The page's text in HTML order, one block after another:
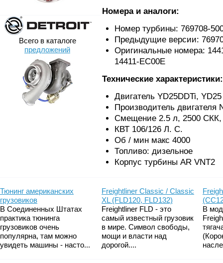
Всего в каталоге
предложений
Номера и аналоги:
Номер турбины: 769708-
Предыдущие версии:
Оригинальные номера:
14411-EC00E
Технические характеристики:
Двигатель YD25DDTi, YD25
Производитель двигателя
Смещение 2.5 л, 2500 СКК,
КВТ 106/126 Л. С.
Об / мин макс 4000
Топливо: дизельное
Корпус турбины AR VNT2
Тюнинг американских
грузовиков
В Соединенных Штатах
практика тюнинга
грузовиков очень
популярна, там можно
увидеть машины - насто...
Freightliner Classic / Classic
XL (FLD120, FLD132)
Freightliner FLD - это
самый известный грузовик
в мире. Символ свободы,
мощи и власти над
дорогой....
В